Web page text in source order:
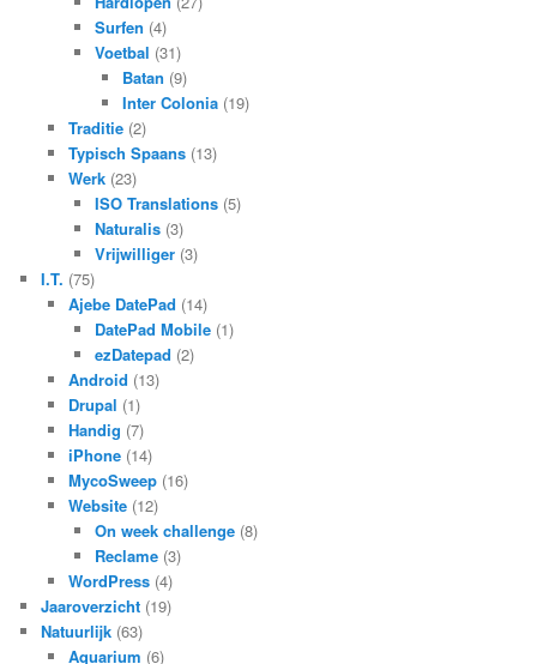
Surfen (4)
Voetbal (31)
Batan (9)
Inter Colonia(19)
Traditie(2)
Typisch Spaans(13)
Werk(23)
ISO Translations (5)
Naturalis (3)
Vrijwilliger (3)
I.T. (75)
Ajebe DatePad (14)
DatePad Mobile (1)
ezDatepad (2)
Android (13)
Drupal (1)
Handig (7)
iPhone(14)
MycoSweep(16)
Website(12)
On week challenge (8)
Reclame (3)
WordPress(4)
Jaaroverzicht (19)
Natuurlijk (63)
Aquarium (6)